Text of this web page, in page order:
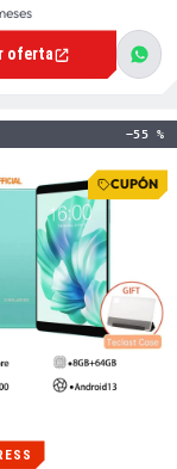
oferta
−55 %
CUPÓN